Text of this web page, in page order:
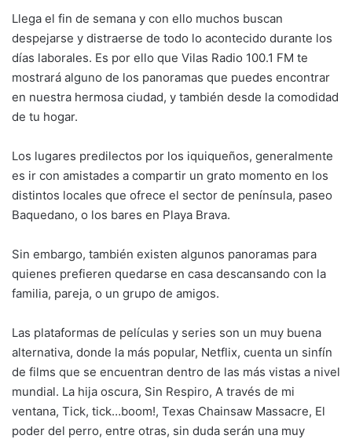
Llega el fin de semana y con ello muchos buscan
despejarse y distraerse de todo lo acontecido durante los
días laborales. Es por ello que Vilas Radio 100.1 FM te
mostrará alguno de los panoramas que puedes encontrar
en nuestra hermosa ciudad, y también desde la comodidad
de tu hogar.
Los lugares predilectos por los iquiqueños, generalmente
es ir con amistades a compartir un grato momento en los
distintos locales que ofrece el sector de península, paseo
Baquedano, o los bares en Playa Brava.
Sin embargo, también existen algunos panoramas para
quienes prefieren quedarse en casa descansando con la
familia, pareja, o un grupo de amigos.
Las plataformas de películas y series son un muy buena
alternativa, donde la más popular, Netflix, cuenta un sinfín
de films que se encuentran dentro de las más vistas a nivel
mundial. La hija oscura, Sin Respiro, A través de mi
ventana, Tick, tick…boom!, Texas Chainsaw Massacre, El
poder del perro, entre otras, sin duda serán una muy